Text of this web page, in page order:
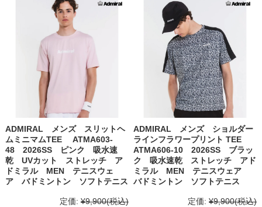
ADMIRAL メンズ スリットヘ
ムミニマムTEE ATMA603-
48 2026SS ピンク 吸水速
乾 UVカット ストレッチ ア
ドミラル MEN テニスウェ
ア バドミントン ソフトテニス
定価: ¥9,900(税込)
ADMIRAL メンズ ショルダー
ラインフラワープリント TEE
ATMA606-10 2026SS ブラッ
ク 吸水速乾 ストレッチ アド
ミラル MEN テニスウェア
バドミントン ソフトテニス
定価: ¥9,900(税込)